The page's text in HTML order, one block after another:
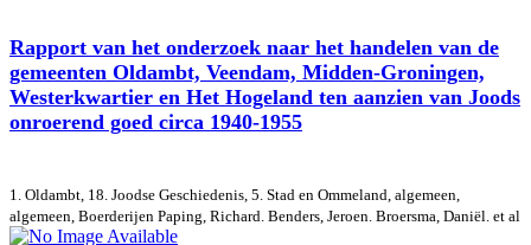
Rapport van het onderzoek naar het handelen van de
gemeenten Oldambt, Veendam, Midden-Groningen,
Westerkwartier en Het Hogeland ten aanzien van Joods
onroerend goed circa 1940-1955
1. Oldambt, 18. Joodse Geschiedenis, 5. Stad en Ommeland, algemeen,
algemeen, Boerderijen Paping, Richard. Benders, Jeroen. Broersma, Daniël. et al